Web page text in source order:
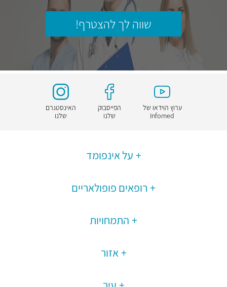
שווה לך להצטרף!
ערוץ הוידאו של
Infomed
הפייסבוק
שלנו
האינסטגרם
שלנו
על אינפומד
רופאים פופולאריים
התמחויות
אזור